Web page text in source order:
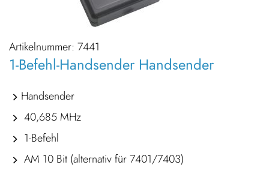
Artikelnummer: 7441
1-Befehl-Handsender Handsender
Handsender
40,685 MHz
1-Befehl
AM 10 Bit (alternativ für 7401/7403)